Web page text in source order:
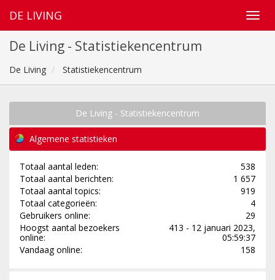
DE LIVING
De Living - Statistiekencentrum
De Living Statistiekencentrum
De Living - Statistiekencentrum
Algemene statistieken
Totaal aantal leden:
538
Totaal aantal berichten:
1 657
Totaal aantal topics:
919
Totaal categorieën:
4
Gebruikers online:
29
Hoogst aantal bezoekers
online:
413 - 12 januari 2023,
05:59:37
Vandaag online:
158